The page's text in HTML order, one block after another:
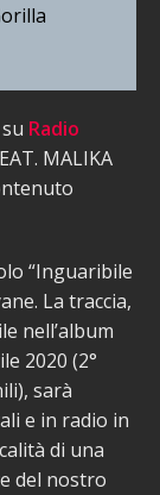
Radio
MALIKA
“Inguaribile
La traccia,
nell’album
2020 (2°
sarà
e in radio in
di una
del nostro